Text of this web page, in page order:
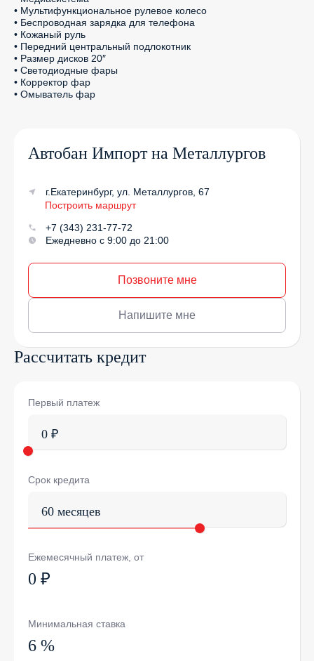
• Мультифункциональное рулевое колесо
• Беспроводная зарядка для телефона
• Кожаный руль
• Передний центральный подлокотник
• Размер дисков 20″
• Светодиодные фары
• Корректор фар
• Омыватель фар
Автобан Импорт на Металлургов
г.Екатеринбург, ул. Металлургов, 67
Построить маршрут
+7 (343) 231-77-72
Ежедневно с 9:00 до 21:00
Позвоните мне
Напишите мне
Рассчитать кредит
Первый платеж
0 ₽
Срок кредита
60 месяцев
Ежемесячный платеж, от
0 ₽
Минимальная ставка
6 %